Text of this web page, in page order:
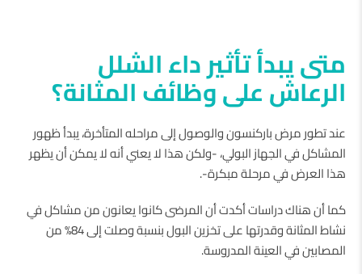
متى يبدأ تأثير داء الشلل
الرعاش على وظائف المثانة؟
عند تطور مرض باركنسون والوصول إلى مراحله المتأخرة، يبدأ ظهور
المشاكل في الجهاز البولي، -ولكن هذا لا يعني أنه لا يمكن أن يظهر
هذا العرض في مرحلة مبكرة-.
كما أن هناك دراسات أكدت أن المرضى كانوا يعانون من مشاكل في
نشاط المثانة وقدرتها على تخزين البول بنسبة وصلت إلى 84% من
المصابين في العينة المدروسة.